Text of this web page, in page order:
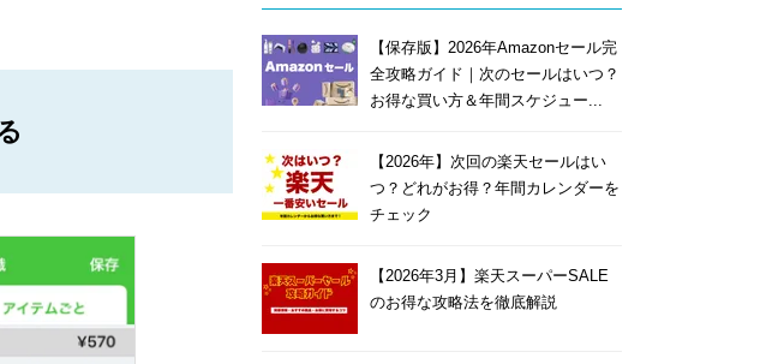
【保存版】2026年Amazonセール完
全攻略ガイド｜次のセールはいつ？
お得な買い方＆年間スケジュー...
【2026年】次回の楽天セールはい
つ？どれがお得？年間カレンダーを
チェック
【2026年3月】楽天スーパーSALE
のお得な攻略法を徹底解説